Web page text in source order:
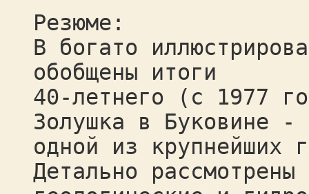
Резюме:
В богато
обобщены итоги
40-летнего (с 1977
Золушка в Буковине -
одной из крупнейших
Детально рассмотрены